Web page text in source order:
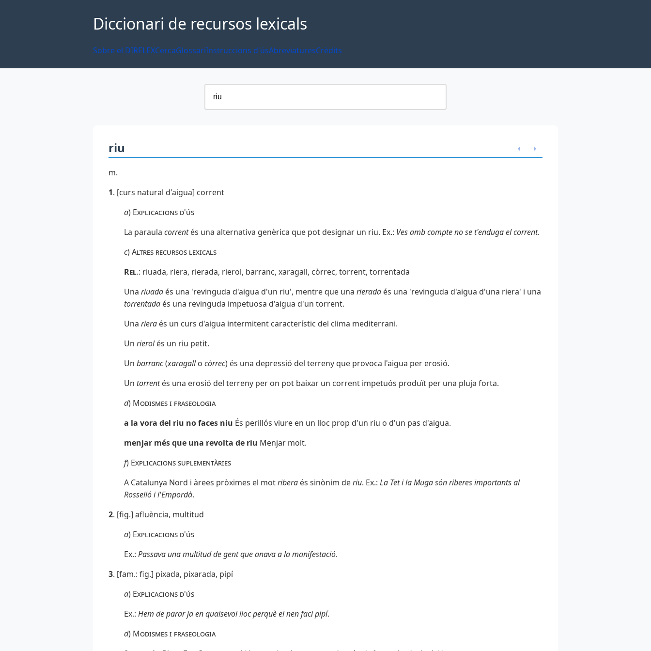
Diccionari de recursos lexicals
Sobre el DIRELEXCercaGlossariInstruccions d'úsAbreviaturesCrèdits
riu
m.
1. [curs natural d'aigua] corrent
a) Explicacions d'ús
La paraula correntés una alternativa genèrica que pot designar un riu. Ex.: Ves amb compte no se t'enduga el corrent.
c)Altres recursos lexicals
Rel.: riuada, riera, rierada, rierol, barranc, xaragall, còrrec, torrent, torrentada
Una riuada és una 'revinguda d'aigua d'un riu', mentre que una rierada és una 'revinguda d'aigua d'una riera' i una
torrentada és una revinguda impetuosa d'aigua d'un torrent.
Una riera és un curs d'aigua intermitent característic del clima mediterrani.
Un rierolés un riu petit.
Un barranc(xaragallo còrrec) és una depressió del terreny que provoca l'aigua per erosió.
Un torrentés una erosió del terreny per on pot baixar un corrent impetuós produït per una pluja forta.
d) Modismes i fraseologia
a la vora del riu no faces niu És perillós viure en un lloc prop d'un riu o d'un pas d'aigua.
menjar més que una revolta de riu Menjar molt.
f) Explicacions suplementàries
A Catalunya Nord i àrees pròximes el motribera és sinònim deriu. Ex.: La Tet i la Muga són riberes importants al
Rosselló i l'Empordà.
2. [fig.] afluència, multitud
a) Explicacions d'ús
Ex.: Passava una multitud de gent que anava a la manifestació.
3. [fam.: fig.] pixada, pixarada, pipí
a) Explicacions d'ús
Ex.: Hem de parar ja en qualsevol lloc perquè el nen faci pipí.
d) Modismes i fraseologia